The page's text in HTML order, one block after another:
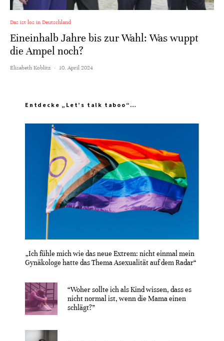
Das ist los in Deutschland
Eineinhalb Jahre bis zur Wahl: Was wuppt
die Ampel noch?
Elisabeth Koblitz · 10. April 2024
Entdecke „Let’s talk taboo“…
„Ich fühle mich wie das neue Extrem: nicht einmal mein
Gynäkologe hatte das Thema Asexualität auf dem Radar“
“Woher sollte ich als Kind wissen, dass es
nicht normal ist, wenn die Mama einen
schlägt?”